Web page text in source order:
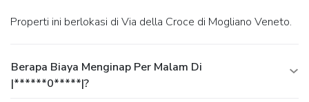
Properti ini berlokasi di Via della Croce di Mogliano Veneto.
Berapa Biaya Menginap Per Malam Di
|******0*****|?